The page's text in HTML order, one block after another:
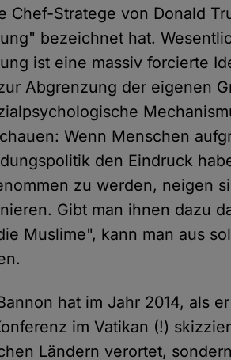
Chef-Stratege von Donald
bezeichnet hat.
ist eine massiv forcierte
Abgrenzung der eigenen
Wenn Menschen
den Eindruck
zu werden, neigen
Gibt man ihnen dazu
Muslime", kann man aus
hat im Jahr 2014, als
im Vatikan (!)
Ländern verortet,